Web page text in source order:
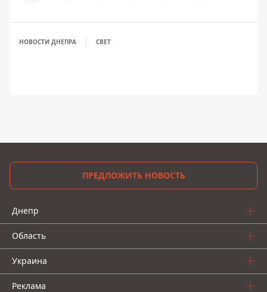
НОВОСТИ ДНЕПРА СВЕТ
ПРЕДЛОЖИТЬ НОВОСТЬ
Днепр
Область
Украина
Реклама